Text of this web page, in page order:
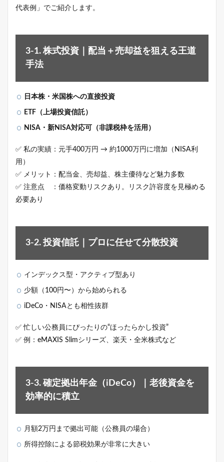
代表例」でご紹介します。
3-1. 株式投資｜配当＋売却益を狙える王道
手法
日本株・米国株への直接投資
ETF（上場投資信託）
NISA・新NISA対応可（非課税枠を活用）
✅ 私の実績：元手400万円 → 約1000万円に増加（NISA利
用）
✅ メリット：配当金、売却益、株主優待など魅力多数
✅ 注意点 ：価格変動リスクあり。リスク許容度を見極める
必要あり
3-2. 投資信託｜プロに任せて分散投資
インデックス型・アクティブ型あり
少額（100円〜）から始められる
iDeCo・NISAとも相性抜群
✅ 忙しい公務員にぴったりの“ほったらかし投資”
✅ 例：eMAXIS Slimシリーズ、楽天・全米株式など
3-3. 確定拠出年金（iDeCo）｜老後資金を
効率的に積立
月額2万円まで拠出可能（公務員の場合）
所得控除による節税効果が非常に大きい